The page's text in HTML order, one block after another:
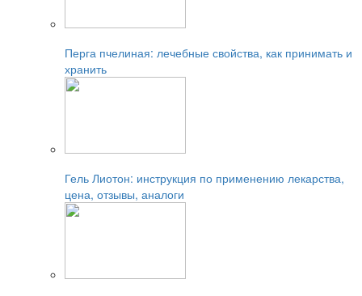
Перга пчелиная: лечебные свойства, как принимать и
хранить
Гель Лиотон: инструкция по применению лекарства,
цена, отзывы, аналоги